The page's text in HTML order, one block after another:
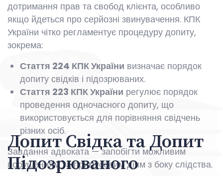
дотримання прав та свобод клієнта, особливо
якщо йдеться про серйозні звинувачення. КПК
України чітко регламентує процедуру допиту,
зокрема:
Стаття 224 КПК України визначає порядок
допиту свідків і підозрюваних.
Стаття 223 КПК України регулює порядок
проведення одночасного допиту, що
використовується для порівняння свідчень
різних осіб.
Завдання адвоката — запобігти можливим
порушенням та примусовим діям з боку слідства.
Допит Свідка та Допит
Підозрюваного